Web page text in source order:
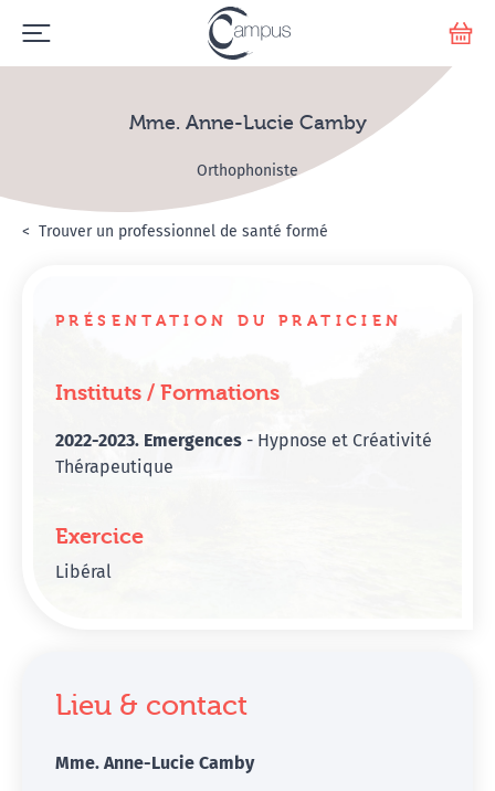
Mme. Anne-Lucie Camby
Orthophoniste
Accueil
Annuaire Hypnosanté
Trouver un professionnel de santé formé
PRÉSENTATION DU PRATICIEN
Instituts / Formations
2022-2023. Emergences - Hypnose et Créativité
Thérapeutique
Exercice
Libéral
Lieu & contact
Mme. Anne-Lucie Camby